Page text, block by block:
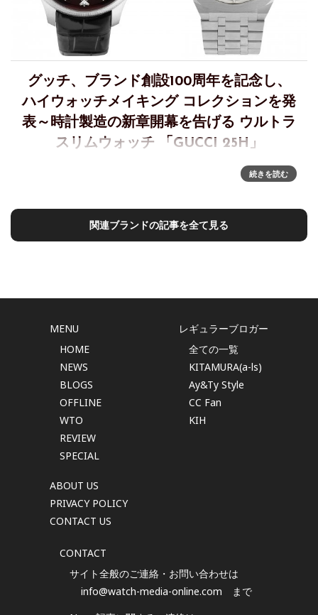
グッチ、ブランド創設100周年を記念し、
ハイウォッチメイキング コレクションを発
表～時計製造の新章開幕を告げる ウルトラ
スリムウォッチ 「GUCCI 25H」
グッチ ハイウォッチメイキング コレクション～時計製造にお
ける新章の幕開けを告げる ウルトラスリムウォッチ 「GUCCI
続きを読む
関連ブランドの記事を全て見る
MENU
HOME
NEWS
BLOGS
OFFLINE
WTO
REVIEW
SPECIAL
ABOUT US
PRIVACY POLICY
CONTACT US
レギュラーブロガー
全ての一覧
KITAMURA(a-ls)
Ay&Ty Style
CC Fan
KIH
CONTACT
サイト全般のご連絡・お問い合わせは
info@watch-media-online.com まで